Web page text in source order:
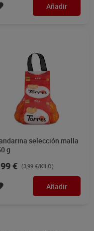
Añadir
selección malla
g
€ (3,99 €/KILO)
Añadir